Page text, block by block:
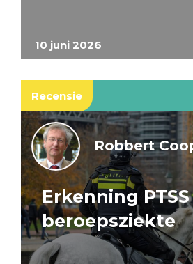
10 juni 2026
Recensie
Robbert
Erkenning
beroepsziekte